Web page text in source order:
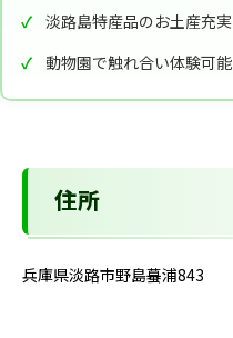
淡路島特産品のお土産充実
動物園で触れ合い体験可能
住所
兵庫県淡路市野島蟇浦843